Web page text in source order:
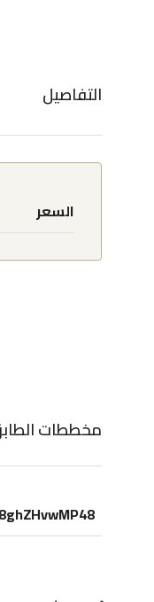
التفاصيل
السعر
مخططات